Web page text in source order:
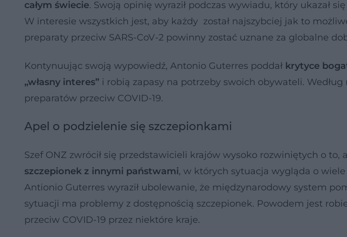
całym świecie. Swoją opinię wyraził podczas wywiadu, który ukazał
W interesie wszystkich jest, aby każdy został najszybciej jak to
preparaty przeciw SARS-CoV-2 powinny zostać uznane za globalne
Kontynuując swoją wypowiedź, Antonio Guterres poddał krytyce
„własny interes” i robią zapasy na potrzeby swoich obywateli.
preparatów przeciw COVID-19.
Apel o podzielenie się szczepionkami
Szef ONZ zwrócił się przedstawicieli krajów wysoko rozwiniętych o to,
szczepionek z innymi państwami, w których sytuacja wygląda o
Antionio Guterres wyraził ubolewanie, że międzynarodowy system
sytuacji ma problemy z dostępnością szczepionek. Powodem jest
przeciw COVID-19 przez niektóre kraje.